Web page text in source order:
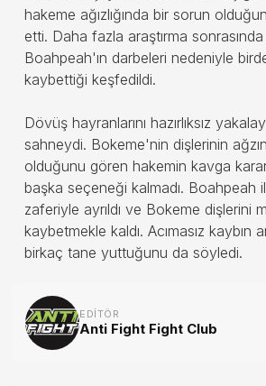
hakeme ağızlığında bir sorun
etti. Daha fazla araştırma
Boahpeah'ın darbeleri nedeniyle
kaybettiği keşfedildi.
Dövüş hayranlarını hazırlıksız
sahneydi. Bokeme'nin dişlerinin
olduğunu gören hakemin kavga
başka seçeneği kalmadı. Boahpeah
zaferiyle ayrıldı ve Bokeme dişlerini
kaybetmekle kaldı. Acımasız kaybın
birkaç tane yuttuğunu da söyledi.
EDITÖR
Anti Fight Fight Club